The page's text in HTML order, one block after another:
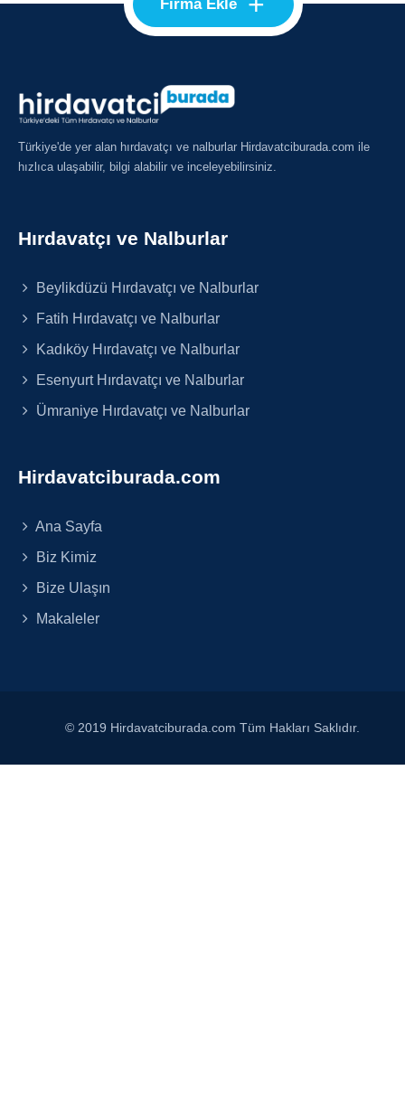
Firma Ekle
Türkiye'de yer alan hırdavatçı ve nalburlar Hirdavatciburada.com ile
hızlıca ulaşabilir, bilgi alabilir ve inceleyebilirsiniz.
Hırdavatçı ve Nalburlar
Beylikdüzü Hırdavatçı ve Nalburlar
Fatih Hırdavatçı ve Nalburlar
Kadıköy Hırdavatçı ve Nalburlar
Esenyurt Hırdavatçı ve Nalburlar
Ümraniye Hırdavatçı ve Nalburlar
Hirdavatciburada.com
Ana Sayfa
Biz Kimiz
Bize Ulaşın
Makaleler
© 2019 Hirdavatciburada.com Tüm Hakları Saklıdır.